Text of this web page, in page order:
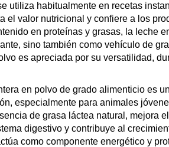
utiliza habitualmente en recetas
el valor nutricional y confiere a los
en proteínas y grasas, la leche
sino también como vehículo de
es apreciada por su versatilidad,
en polvo de grado alimenticio es
especialmente para animales
de grasa láctea natural, mejora
digestivo y contribuye al
como componente energético y